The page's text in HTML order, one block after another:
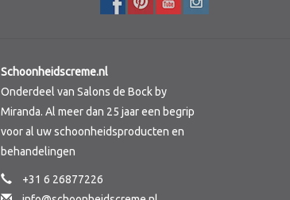
Schoonheidscreme.nl
Onderdeel van Salons de Bock by
Miranda. Al meer dan 25 jaar een begrip
voor al uw schoonheidsproducten en
behandelingen
+31 6 26877226